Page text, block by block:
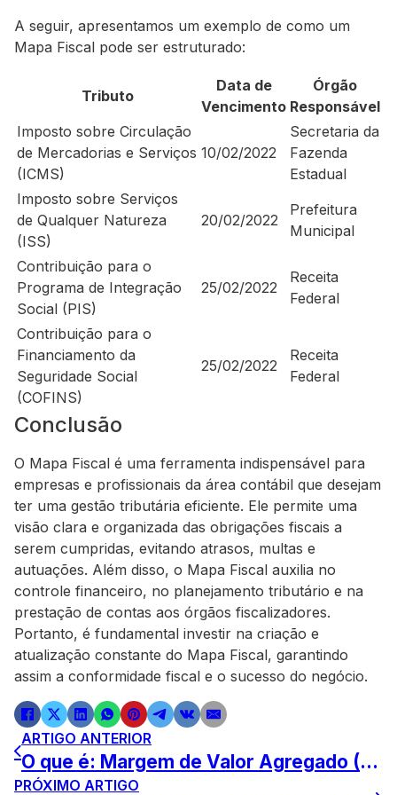
A seguir, apresentamos um exemplo de como um
Mapa Fiscal pode ser estruturado:
Tributo
Data de
Vencimento
Órgão
Responsável
Imposto sobre Circulação
de Mercadorias e Serviços
(ICMS)
10/02/2022
Secretaria da
Fazenda
Estadual
Imposto sobre Serviços
de Qualquer Natureza
(ISS)
20/02/2022
Prefeitura
Municipal
Contribuição para o
Programa de Integração
Social (PIS)
25/02/2022
Receita
Federal
Contribuição para o
Financiamento da
Seguridade Social
(COFINS)
25/02/2022
Receita
Federal
Conclusão
O Mapa Fiscal é uma ferramenta indispensável para
empresas e profissionais da área contábil que desejam
ter uma gestão tributária eficiente. Ele permite uma
visão clara e organizada das obrigações fiscais a
serem cumpridas, evitando atrasos, multas e
autuações. Além disso, o Mapa Fiscal auxilia no
controle financeiro, no planejamento tributário e na
prestação de contas aos órgãos fiscalizadores.
Portanto, é fundamental investir na criação e
atualização constante do Mapa Fiscal, garantindo
assim a conformidade fiscal e o sucesso do negócio.
ARTIGO ANTERIOR
O que é: Margem de Valor Agregado (MVA)
PRÓXIMO ARTIGO